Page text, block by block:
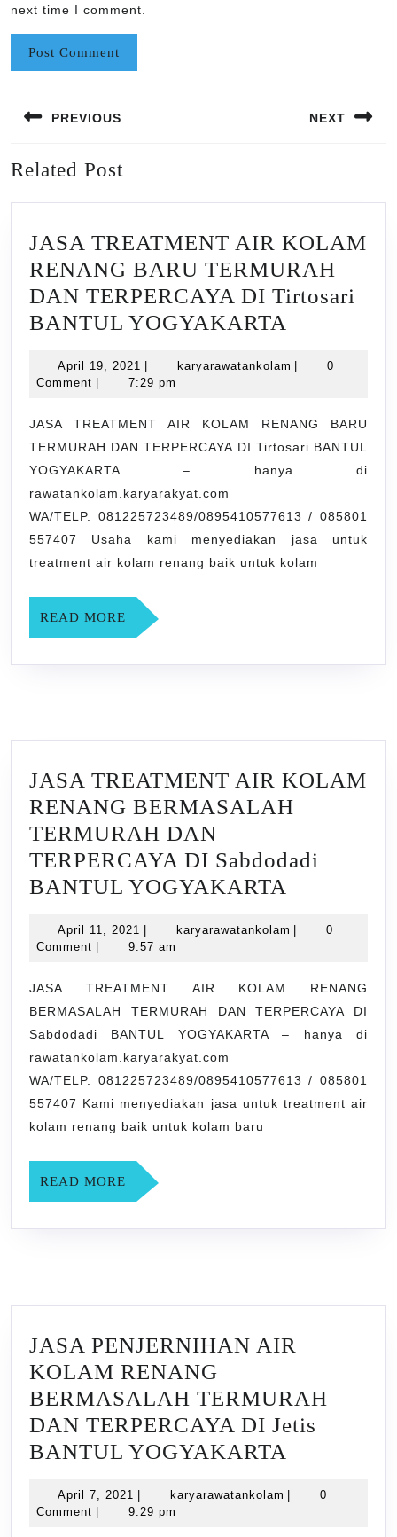
next time I comment.
navigation
PREVIOUS
post:
NEXT
Related Post
JASA TREATMENT AIR KOLAM
RENANG BARU TERMURAH
DAN TERPERCAYA DI Tirtosari
BANTUL YOGYAKARTA
AIR
RENANG
BARU
DAN
DI
April 19, 2021 April
19,
| karyarawatankolam |
0
Comment | 7:29 pm
JASA TREATMENT AIR KOLAM RENANG BARU
TERMURAH DAN TERPERCAYA DI Tirtosari BANTUL
YOGYAKARTA – hanya di
rawatankolam.karyarakyat.com
WA/TELP. 081225723489/0895410577613 / 085801
557407 Usaha kami menyediakan jasa untuk
treatment air kolam renang baik untuk kolam
READ MORE READ
MORE
JASA TREATMENT AIR KOLAM
RENANG BERMASALAH
TERMURAH DAN
TERPERCAYA DI Sabdodadi
BANTUL YOGYAKARTA
AIR
RENANG
DAN
April 11, 2021 April
11,
karyarawatankolam
0
Comment
9:57 am
JASA TREATMENT AIR KOLAM RENANG
BERMASALAH TERMURAH DAN TERPERCAYA DI
Sabdodadi BANTUL YOGYAKARTA – hanya di
rawatankolam.karyarakyat.com
WA/TELP. 081225723489/0895410577613 / 085801
557407 Kami menyediakan jasa untuk treatment air
kolam renang baik untuk kolam baru
READ MORE READ
MORE
JASA PENJERNIHAN AIR
KOLAM RENANG
BERMASALAH TERMURAH
DAN TERPERCAYA DI Jetis
BANTUL YOGYAKARTA
AIR
April 7, 2021 April
7,
karyarawatankolam karyarawatankolam
0
Comment
9:29 pm